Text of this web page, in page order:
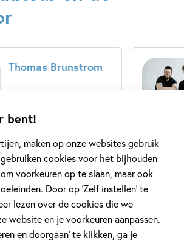
bent!
maken op onze websites gebruik
cookies voor het bijhouden
voorkeuren op te slaan, maar ook
Door op ‘Zelf instellen’ te
lezen over de cookies die we
website en je voorkeuren aanpassen.
en doorgaan’ te klikken, ga je
Thomas Brunstrom
auteur en de presentator
van een podcast over
kinderen – naast een
vader van zijn real-life
Sally en...
Lees meer